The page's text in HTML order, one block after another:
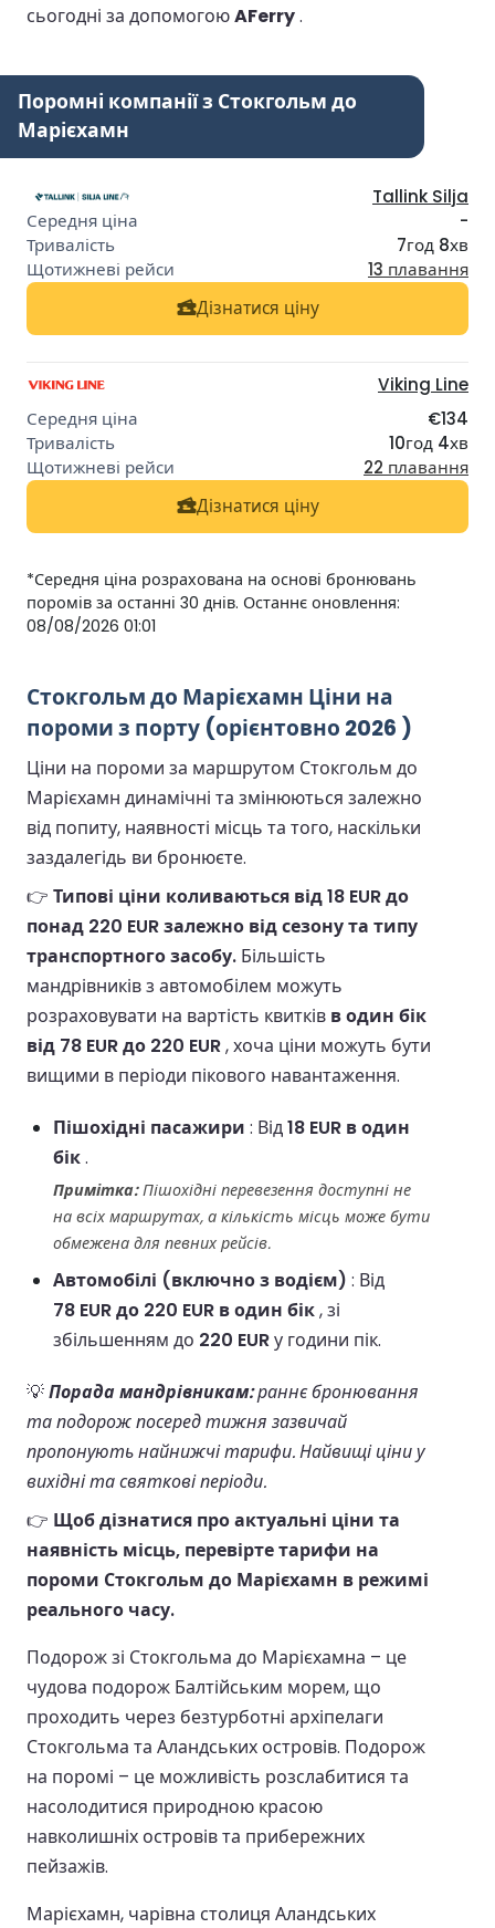
сьогодні за допомогоюAFerry.
Поромні компанії з Стокгольм до
Марієхамн
Tallink Silja
-
7год 8хв
13 плавання
Дізнатися ціну
Viking Line
€134
10год 4хв
22 плавання
Дізнатися ціну
*Середня ціна розрахована на основі бронювань
поромів за останні 30 днів. Останнє оновлення:
08/08/2026 01:01
Стокгольм до Марієхамн Ціни на
пороми з порту (орієнтовно 2026 )
Ціни на пороми за маршрутом Стокгольм до
Марієхамн динамічні та змінюються залежно
від попиту, наявності місць та того, наскільки
заздалегідь ви бронюєте.
👉 Типові ціни коливаються від 18 EUR до
понад 220 EUR залежно від сезону та типу
транспортного засобу. Більшість
мандрівників з автомобілем можуть
розраховувати на вартість квитків в один бік
від 78 EUR до 220 EUR, хоча ціни можуть бути
вищими в періоди пікового навантаження.
Пішохідні пасажири : Від18 EUR в один
бік.
Примітка:Пішохідні перевезення доступні не
на всіх маршрутах, а кількість місць може бути
обмежена для певних рейсів.
Автомобілі (включно з водієм) : Від
78 EUR до 220 EUR в один бік, зі
збільшенням до 220 EURу години пік.
💡Порада мандрівникам:раннє бронювання
та подорож посеред тижня зазвичай
пропонують найнижчі тарифи. Найвищі ціни у
вихідні та святкові періоди.
👉 Щоб дізнатися про актуальні ціни та
наявність місць, перевірте тарифи на
пороми Стокгольм до Марієхамн в режимі
реального часу.
Подорож зі Стокгольма до Марієхамна – це
чудова подорож Балтійським морем, що
проходить через безтурботні архіпелаги
Стокгольма та Аландських островів. Подорож
на поромі – це можливість розслабитися та
насолодитися природною красою
навколишніх островів та прибережних
пейзажів.
Марієхамн, чарівна столиця Аландських